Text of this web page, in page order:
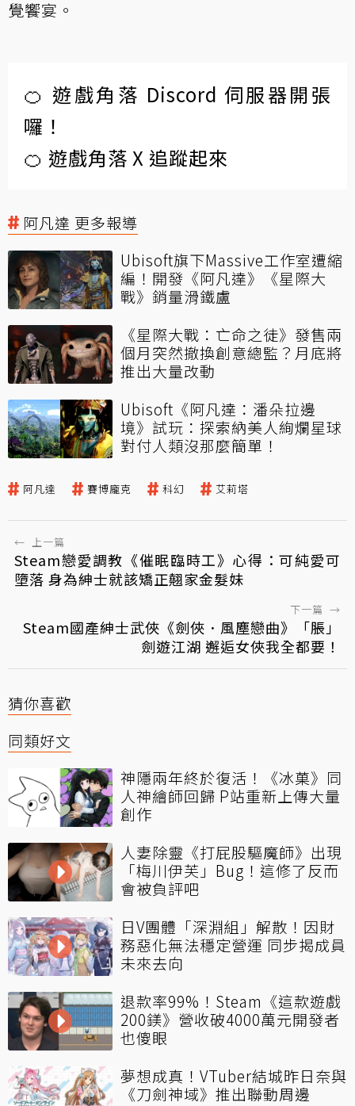
覺饗宴。
🍊 遊戲角落 Discord 伺服器開張
囉！
🍊 遊戲角落 X 追蹤起來
阿凡達 更多報導
Ubisoft旗下Massive工作室遭縮
編！開發《阿凡達》《星際大
戰》銷量滑鐵盧
《星際大戰：亡命之徒》發售兩
個月突然撤換創意總監？月底將
推出大量改動
Ubisoft《阿凡達：潘朵拉邊
境》試玩：探索納美人絢爛星球
對付人類沒那麼簡單！
阿凡達 賽博龐克 科幻 艾莉塔
← 上一篇
Steam戀愛調教《催眠臨時工》心得：可純愛可
墮落 身為紳士就該矯正翹家金髮妹
下一篇 →
Steam國產紳士武俠《劍俠．風塵戀曲》「脹」
劍遊江湖 邂逅女俠我全都要！
猜你喜歡
同類好文
神隱兩年終於復活！《冰菓》同
人神繪師回歸 P站重新上傳大量
創作
人妻除靈《打屁股驅魔師》出現
「梅川伊芙」Bug！這修了反而
會被負評吧
日V團體「深淵組」解散！因財
務惡化無法穩定營運 同步揭成員
未來去向
退款率99%！Steam《這款遊戲
200鎂》營收破4000萬元開發者
也傻眼
夢想成真！VTuber結城昨日奈與
《刀劍神域》推出聯動周邊